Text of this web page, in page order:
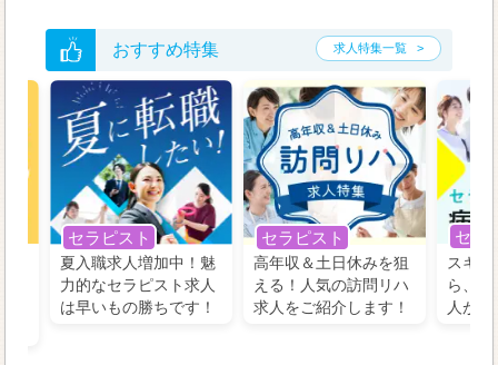
おすすめ特集 求人特集一覧
セラピスト
夏入職求人増加中！魅
力的なセラピスト求人
は早いもの勝ちです！
セラピスト
高年収＆土日休みを狙
える！人気の訪問リハ
求人をご紹介します！
セラ
スキル
ら、
人が